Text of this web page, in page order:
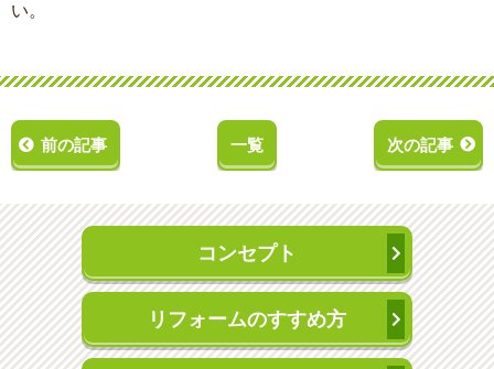
い。
前の記事 一覧 次の記事
コンセプト
リフォームのすすめ方